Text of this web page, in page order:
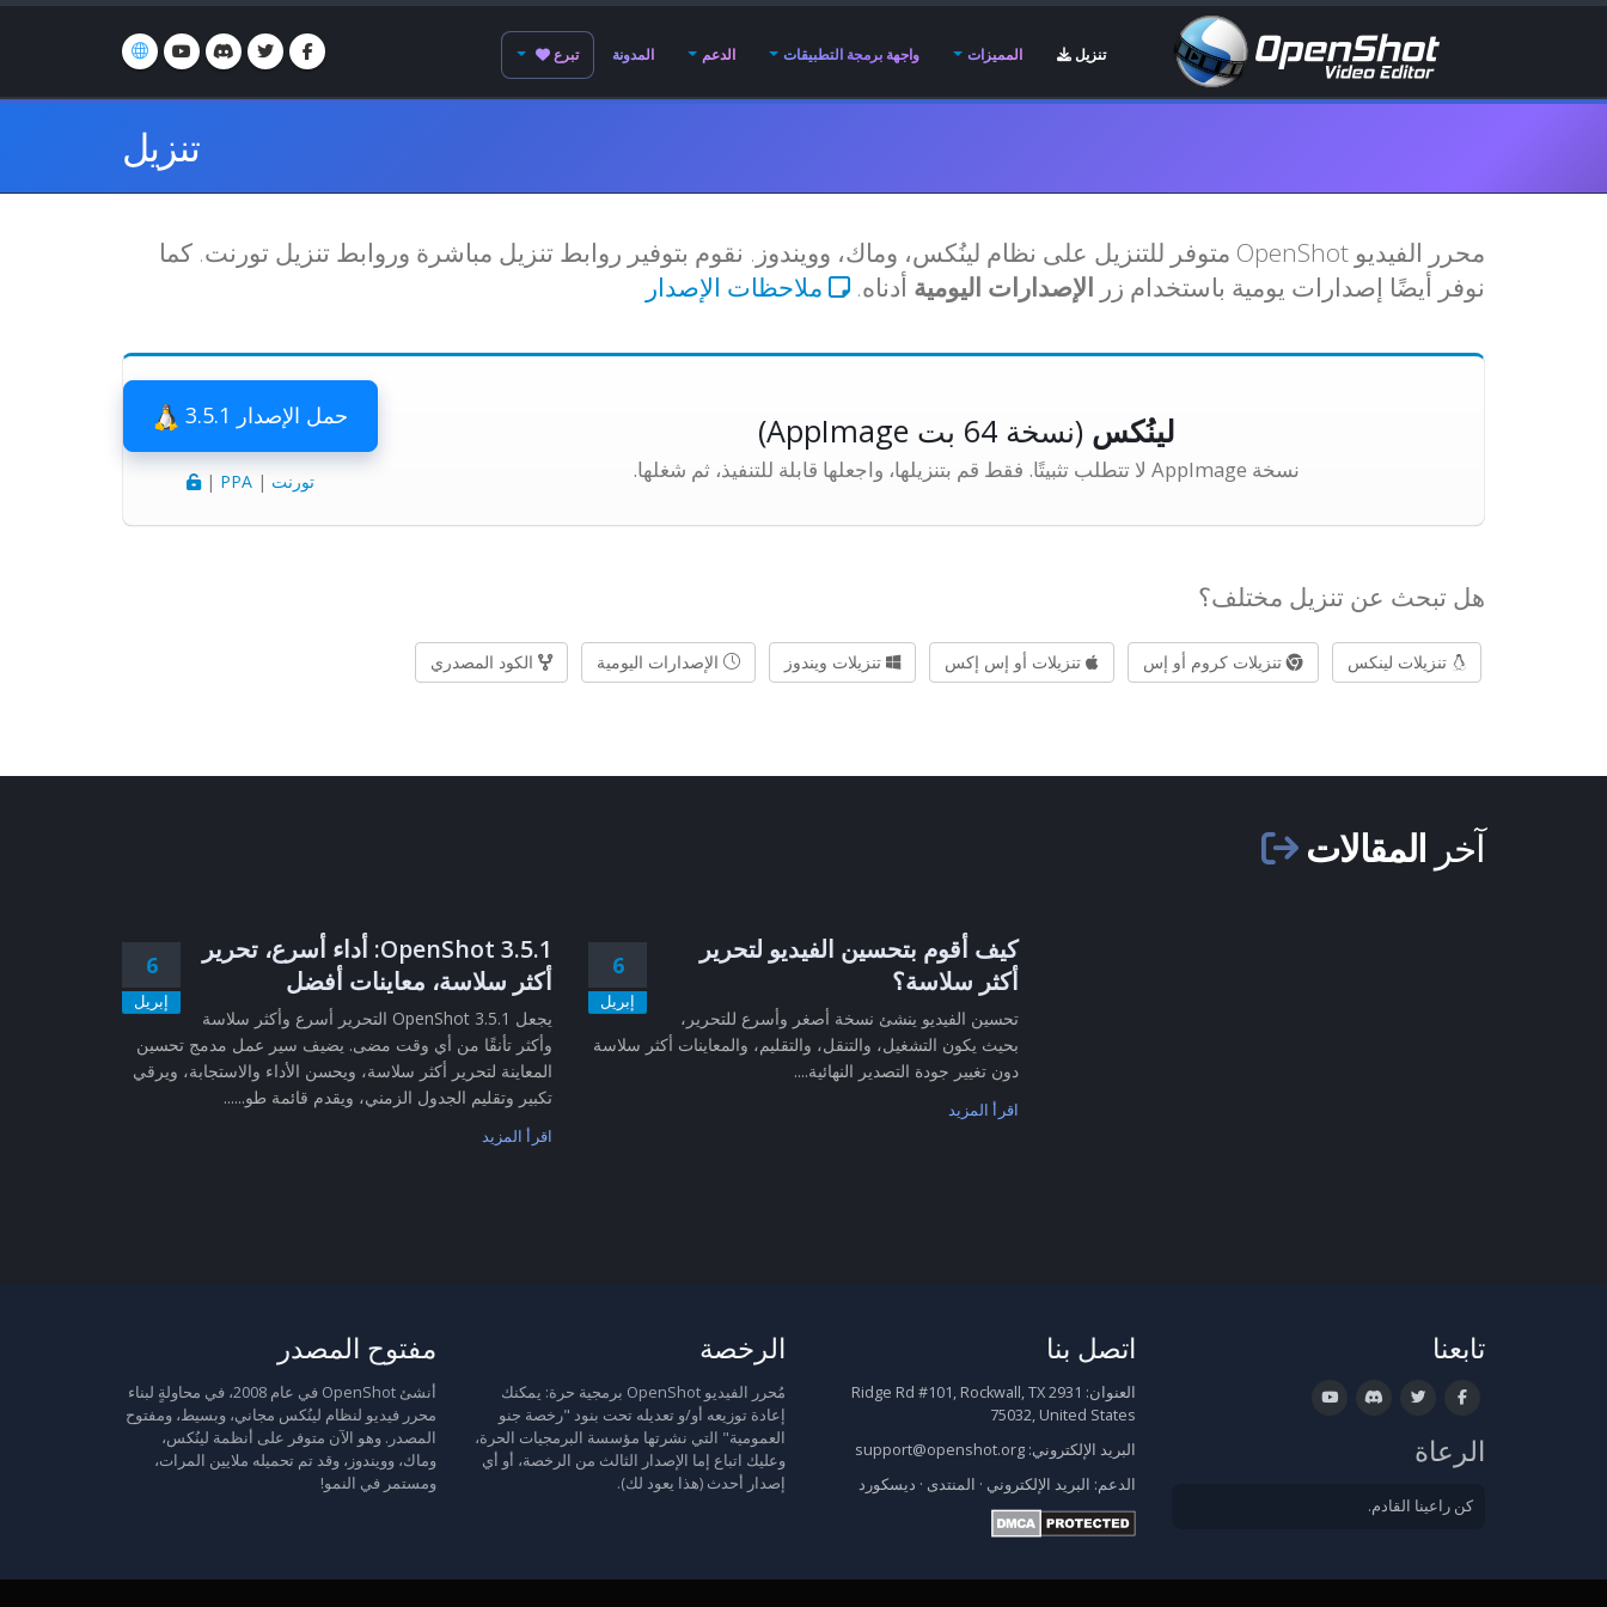
تنزيل المميزات واجهة برمجة التطبيقات الدعم المدونة تبرع
تنزيل
محرر الفيديو OpenShot متوفر للتنزيل على نظام لينُكس، وماك، وويندوز. نقوم بتوفير روابط تنزيل مباشرة وروابط تنزيل تورنت. كما
نوفر أيضًا إصدارات يومية باستخدام زر الإصدارات اليومية أدناه. ملاحظات الإصدار
لينُكس (نسخة 64 بت AppImage)
نسخة AppImage لا تتطلب تثبيتًا. فقط قم بتنزيلها، واجعلها قابلة للتنفيذ، ثم شغلها.
حمل الإصدار 3.5.1
تورنت |
PPA
|
هل تبحث عن تنزيل مختلف؟
تنزيلات لينكس تنزيلات كروم أو إس تنزيلات أو إس إكس تنزيلات ويندوز الإصدارات اليومية الكود المصدري
آخر المقالات
6
إبريل
OpenShot 3.5.1: أداء أسرع، تحرير
أكثر سلاسة، معاينات أفضل
يجعل OpenShot 3.5.1 التحرير أسرع وأكثر سلاسة
وأكثر تأنقًا من أي وقت مضى. يضيف سير عمل مدمج تحسين
المعاينة لتحرير أكثر سلاسة، ويحسن الأداء والاستجابة، ويرقي
تكبير وتقليم الجدول الزمني، ويقدم قائمة طو......
اقرأ المزيد
6
إبريل
كيف أقوم بتحسين الفيديو لتحرير
أكثر سلاسة؟
تحسين الفيديو ينشئ نسخة أصغر وأسرع للتحرير،
بحيث يكون التشغيل، والتنقل، والتقليم، والمعاينات أكثر سلاسة
دون تغيير جودة التصدير النهائية....
اقرأ المزيد
مفتوح المصدر
أنشئ OpenShot في عام 2008، في محاولةٍ لبناء
محرر فيديو لنظام لينُكس مجاني، وبسيط، ومفتوح
المصدر. وهو الآن متوفر على أنظمة لينُكس،
وماك، وويندوز، وقد تم تحميله ملايين المرات،
ومستمر في النمو!
الرخصة
مُحرر الفيديو OpenShot برمجية حرة: يمكنك
إعادة توزيعه أو/و تعديله تحت بنود "رخصة جنو
العمومية" التي نشرتها مؤسسة البرمجيات الحرة،
وعليك اتباع إما الإصدار الثالث من الرخصة، أو أي
إصدار أحدث (هذا يعود لك).
اتصل بنا
العنوان:
2931 Ridge Rd #101, Rockwall, TX
75032, United States
البريد الإلكتروني: support@openshot.org
الدعم: البريد الإلكتروني · المنتدى · ديسكورد
تابعنا
الرعاة
كن راعينا القادم.